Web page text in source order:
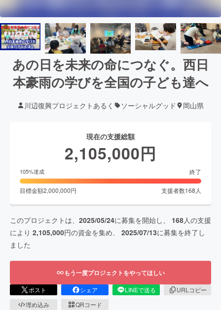
あの日を未来の命につなぐ。西日
本豪雨の学びを全国の子ども達へ
川辺復興プロジェクトあるく ソーシャルグッド 岡山県
現在の支援総額
2,105,000円
105%達成 終了
目標金額2,000,000円 支援者数168 人
このプロジェクトは、 2025/05/24に募集を開始し、 168人の支援
により 2,105,000円の資金を集め、 2025/07/13に募集を終了し
ました
もう一度プロジェクトをやってほしい
ポスト シェア LINEで送る
URLコピー
埋め込み
QRコード